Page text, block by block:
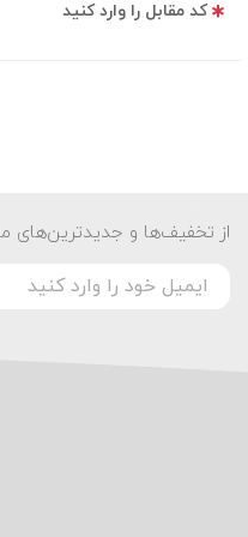
کد مقابل را وارد کنید
از تخفیف‌ها و جدیدترین‌های